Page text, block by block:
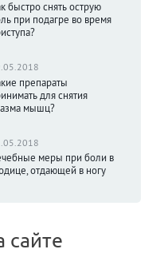
быстро снять острую
при подагре во время
препараты
для снятия
мышц?
меры при боли в
отдающей в ногу
сайте